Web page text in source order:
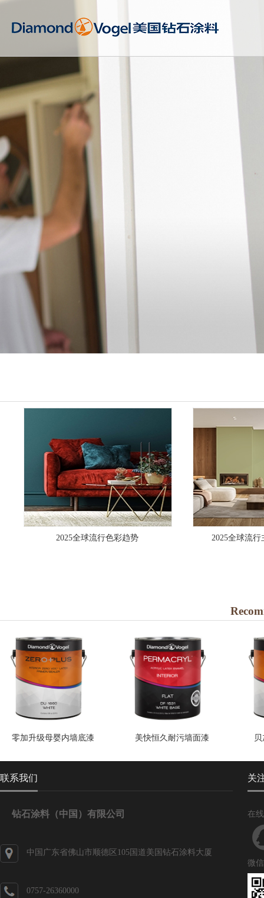
2025全球流行色彩趋势 2025全球流
零加升级母婴内墙底漆 美快恒久耐污墙面漆
联系我们
钻石涂料（中国）有限公司
中国广东省佛山市顺德区105国道美国钻石涂料大厦
0757-26360000
关
在
微